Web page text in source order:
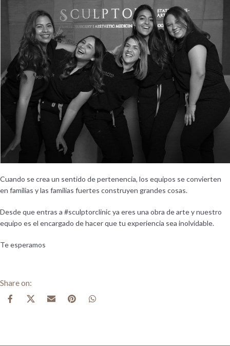
Cuando se crea un sentido de pertenencia, los equipos se convierten
en familias y las familias fuertes construyen grandes cosas.
Desde que entras a #sculptorclinicya eres una obra de arte y nuestro
equipo es el encargado de hacer que tu experiencia sea inolvidable.
Te esperamos